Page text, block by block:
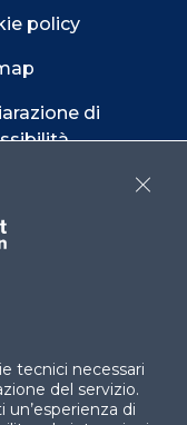
policy
di
tecnici necessari
del servizio.
di